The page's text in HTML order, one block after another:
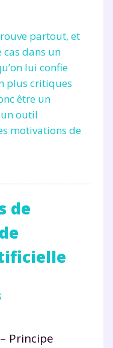
partout, et
cas dans un
lui confie
plus critiques
être un
outil
motivations de
de
Principe